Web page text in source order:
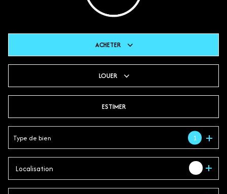
ACHETER
Du neuf
LOUER
ESTIMER
Type de bien 1
Localisation